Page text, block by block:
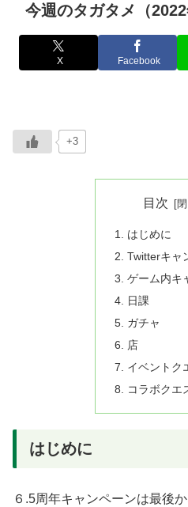
今週のタガタメ（2022
X Facebook
+3
目次
はじめに
Twitterキャ
ゲーム内キ
日課
ガチャ
店
イベントク
コラボクエ
はじめに
６.5周年キャンペーンは最後